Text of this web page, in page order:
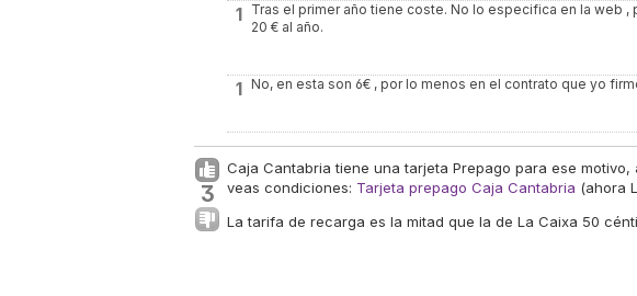
1 Tras el primer año tiene coste. No lo especifica en la web
20 € al año.
1 No, en esta son 6€ , por lo menos en el contrato que yo
3
Caja Cantabria tiene una tarjeta Prepago para ese
veas condiciones: Tarjeta prepago Caja Cantabria (ahora
La tarifa de recarga es la mitad que la de La Caixa 50